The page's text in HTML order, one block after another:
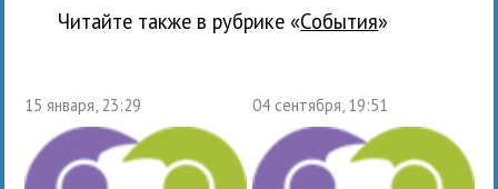
Читайте также в рубрике « события»
15 января, 23:29 04 сентября, 19:51